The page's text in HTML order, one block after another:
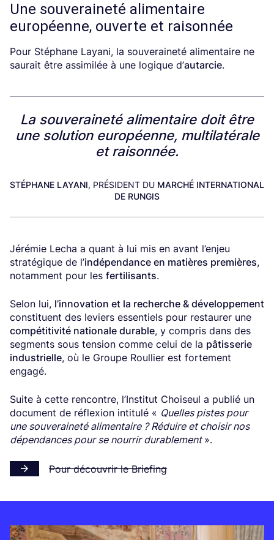
Une souveraineté alimentaire
européenne, ouverte et raisonnée
Pour Stéphane Layani, la souveraineté alimentaire ne
saurait être assimilée à une logique d’autarcie.
La souveraineté alimentaire doit être
une solution européenne, multilatérale
et raisonnée.
STÉPHANE LAYANI, PRÉSIDENT DU MARCHÉ INTERNATIONAL
DE RUNGIS
Jérémie Lecha a quant à lui mis en avant l’enjeu
stratégique de l’indépendance en matières premières,
notamment pour les fertilisants.
Selon lui, l’innovation et la recherche & développement
constituent des leviers essentiels pour restaurer une
compétitivité nationale durable, y compris dans des
segments sous tension comme celui de la pâtisserie
industrielle, où le Groupe Roullier est fortement
engagé.
Suite à cette rencontre, l’Institut Choiseul a publié un
document de réflexion intitulé « Quelles pistes pour
une souveraineté alimentaire ? Réduire et choisir nos
dépendances pour se nourrir durablement ».
Pour découvrir le Briefing